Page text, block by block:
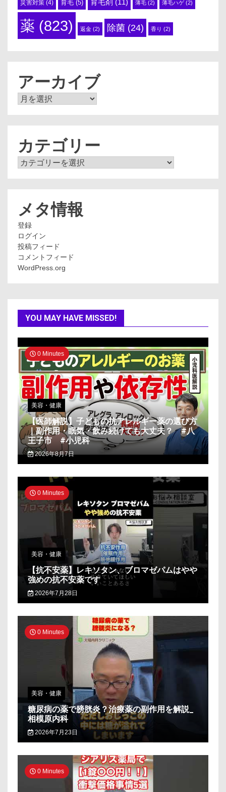
災害対策 (4) 育毛 (5) 育毛剤 (11) 薄毛 (2) 薄毛ハゲ(2)
薬 (823) 返金 (2) 除菌 (24) 香り (2)
アーカイブ
ア
カテゴリー
カ
メタ情報
登録
ログイン
投稿フィード
コメントフィード
WordPress.org
YOU MAY HAVE MISSED!
0 Minutes
美容・健康
【医師解説】子どもの抗アレルギー薬の選び方
｜副作用・眠気・飲み続けても大丈夫？ #八
王子市 #小児科
2026年8月7日
0 Minutes
美容・健康
【抗不安薬】レキソタン、ブロマゼパムはやや
強めの抗不安薬です
2026年7月28日
0 Minutes
美容・健康
糖尿病の薬で膀胱炎？治療薬の副作用を解説_
相模原内科
2026年7月23日
0 Minutes